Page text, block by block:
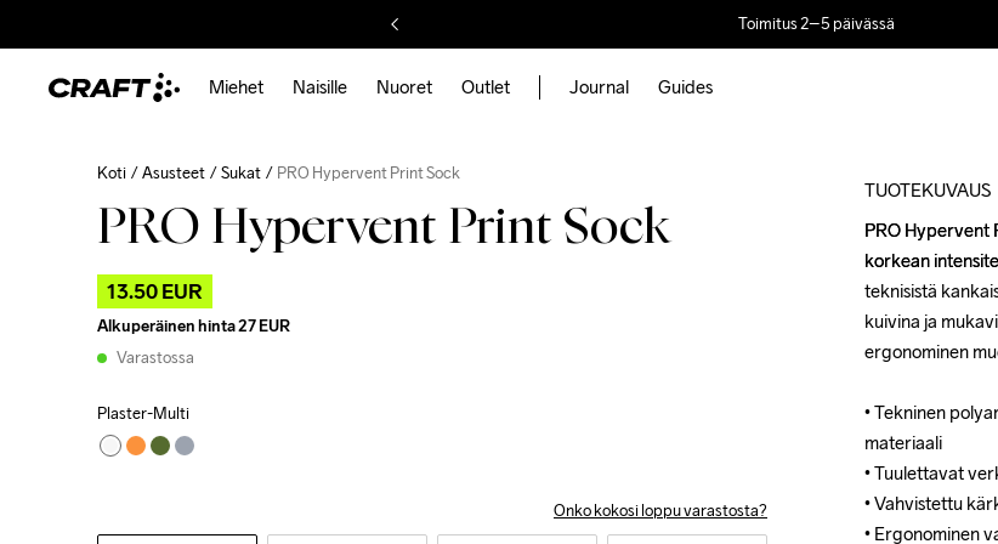
Toimitus 2–5 päivässä
Miehet Naisille Nuoret Outlet Journal Guides
Koti Asusteet Sukat PRO Hypervent Print Sock
PRO Hypervent Print Sock
13.50 EUR
Alkuperäinen hinta27 EUR
Varastossa
Plaster-Multi
Onko kokosi loppu varastosta?
TUOTEKUVAUS
PRO Hypervent
korkean
teknisistä
kuivina ja
ergonominen
• Tekninen
materiaali
• Tuulettavat
• Vahvistettu
• Ergonominen
PRO Hypervent
korkean
teknisistä
kuivina ja
ergonominen
• Tekninen
materiaali
• Tuulettavat
• Vahvistettu
• Ergonominen